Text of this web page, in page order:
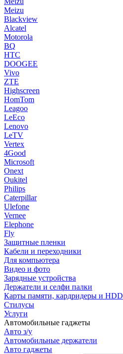
Meizu
Blackview
Alcatel
Motorola
BQ
HTC
DOOGEE
Vivo
ZTE
Highscreen
HomTom
Leagoo
LeEco
Lenovo
LeTV
Vertex
4Good
Microsoft
Onext
Oukitel
Philips
Caterpillar
Ulefone
Vernee
Elephone
Fly
Защитные пленки
Кабели и переходники
Для компьютера
Видео и фото
Зарядные устройства
Держатели и селфи палки
Карты памяти, кардридеры и HDD
Стилусы
Услуги
Автомобильные гаджеты
Авто з/у
Автомобильные держатели
Авто гаджеты